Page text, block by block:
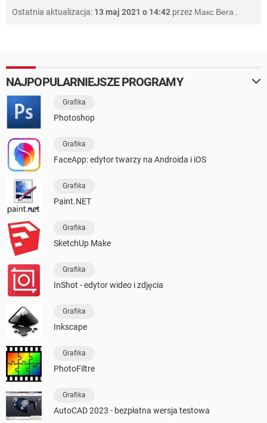
Ostatnia aktualizacja: 13 maj 2021 o 14:42 przez Макс Вега .
NAJPOPULARNIEJSZE PROGRAMY
Grafika
Photoshop
Grafika
FaceApp: edytor twarzy na Androida i iOS
Grafika
Paint.NET
Grafika
SketchUp Make
Grafika
InShot - edytor wideo i zdjęcia
Grafika
Inkscape
Grafika
PhotoFiltre
Grafika
AutoCAD 2023 - bezpłatna wersja testowa